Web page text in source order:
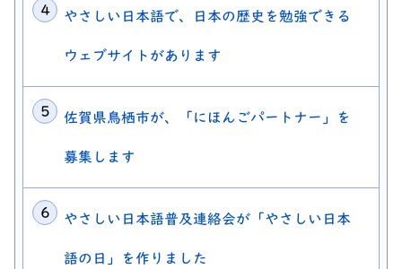
やさしい日本語で、日本の歴史を勉強できる
ウェブサイトがあります
佐賀県鳥栖市が、「にほんごパートナー」を
募集します
やさしい日本語普及連絡会が「やさしい日本
語の日」を作りました